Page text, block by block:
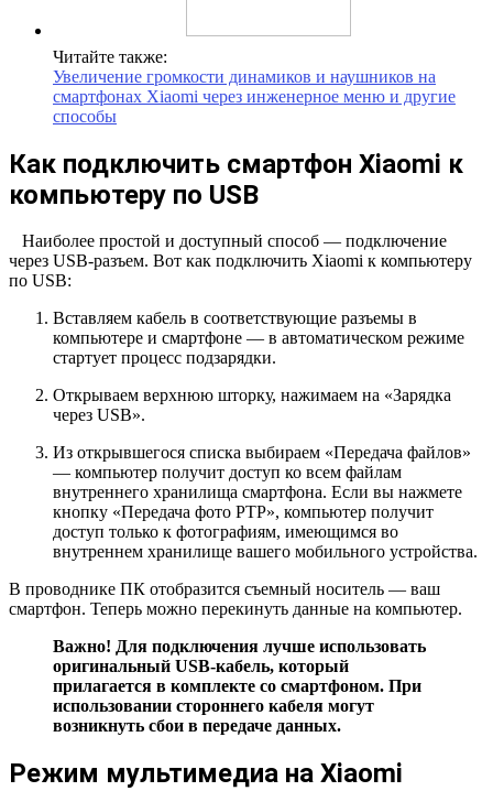
Читайте также:
Увеличение громкости динамиков и наушников на
смартфонах Xiaomi через инженерное меню и другие
способы
Как подключить смартфон Xiaomi к
компьютеру по USB
Наиболее простой и доступный способ — подключение
через USB-разъем. Вот как подключить Xiaomi к компьютеру
по USB:
Вставляем кабель в соответствующие разъемы в
компьютере и смартфоне — в автоматическом режиме
стартует процесс подзарядки.
Открываем верхнюю шторку, нажимаем на «Зарядка
через USB».
Из открывшегося списка выбираем «Передача файлов»
— компьютер получит доступ ко всем файлам
внутреннего хранилища смартфона. Если вы нажмете
кнопку «Передача фото РТР», компьютер получит
доступ только к фотографиям, имеющимся во
внутреннем хранилище вашего мобильного устройства.
В проводнике ПК отобразится съемный носитель — ваш
смартфон. Теперь можно перекинуть данные на компьютер.
Важно! Для подключения лучше использовать
оригинальный USB-кабель, который
прилагается в комплекте со смартфоном. При
использовании стороннего кабеля могут
возникнуть сбои в передаче данных.
Режим мультимедиа на Xiaomi